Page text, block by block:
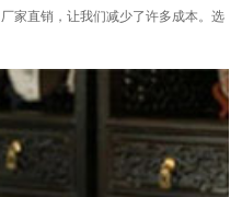
家直销，让我们减少了许多成本。选